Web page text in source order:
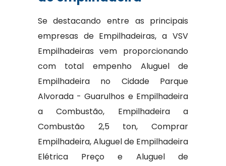
Se destacando entre as principais
empresas de Empilhadeiras, a VSV
Empilhadeiras vem proporcionando
com total empenho Aluguel de
Empilhadeira no Cidade Parque
Alvorada - Guarulhos e Empilhadeira
a Combustão, Empilhadeira a
Combustão 2,5 ton, Comprar
Empilhadeira, Aluguel de Empilhadeira
Elétrica Preço e Aluguel de